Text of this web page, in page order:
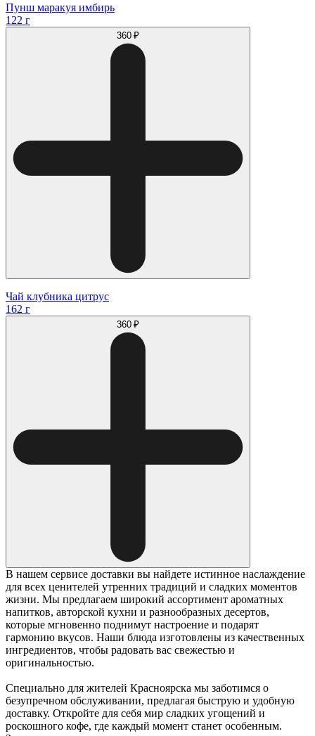
Пунш маракуя имбирь
122 г
360 ₽
Чай клубника цитрус
162 г
360 ₽
В нашем сервисе доставки вы найдете истинное наслаждение
для всех ценителей утренних традиций и сладких моментов
жизни. Мы предлагаем широкий ассортимент ароматных
напитков, авторской кухни и разнообразных десертов,
которые мгновенно поднимут настроение и подарят
гармонию вкусов. Наши блюда изготовлены из качественных
ингредиентов, чтобы радовать вас свежестью и
оригинальностью.
Специально для жителей Красноярска мы заботимся о
безупречном обслуживании, предлагая быструю и удобную
доставку. Откройте для себя мир сладких угощений и
роскошного кофе, где каждый момент станет особенным.